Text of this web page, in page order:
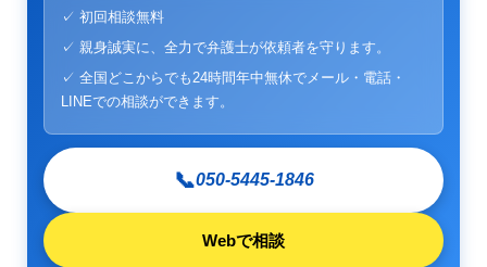
✓ 初回相談無料
✓ 親身誠実に、全力で弁護士が依頼者を守ります。
✓ 全国どこからでも24時間年中無休でメール・電話・
LINEでの相談ができます。
📞050-5445-1846
Webで相談